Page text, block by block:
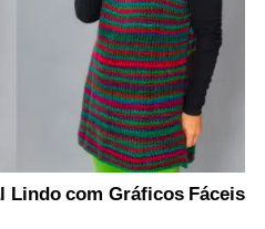
Lindo com Gráficos Fáceis